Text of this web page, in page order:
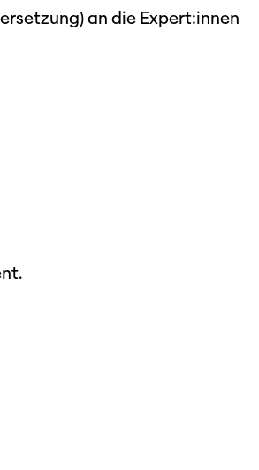
Jahresberichte
an die Expert:innen